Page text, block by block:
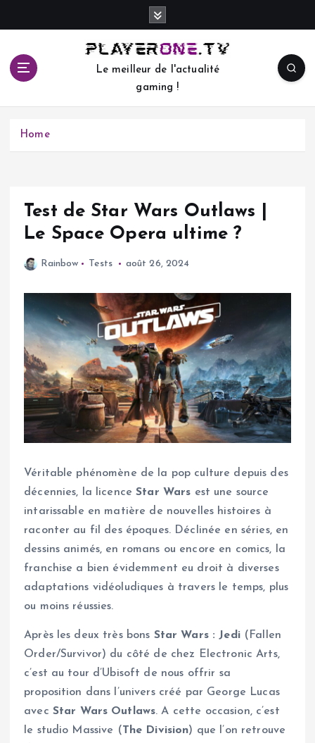
c
Le meilleur de l'actualité
gaming !
Home
Test de Star Wars Outlaws |
Le Space Opera ultime ?
Rainbow Tests août 26, 2024
Véritable phénomène de la pop culture depuis des
décennies, la licenceStar Wars est une source
intarissable en matière de nouvelles histoires à
raconter au fil des époques. Déclinée en séries, en
dessins animés, en romans ou encore en comics, la
franchise a bien évidemment eu droit à diverses
adaptations vidéoludiques à travers le temps, plus
ou moins réussies.
Après les deux très bons Star Wars : Jedi(Fallen
Order/Survivor) du côté de chez Electronic Arts,
c’est au tour d’Ubisoft de nous offrir sa
proposition dans l’univers créé par George Lucas
avec Star Wars Outlaws. A cette occasion, c’est
le studio Massive (The Division) que l’on retrouve